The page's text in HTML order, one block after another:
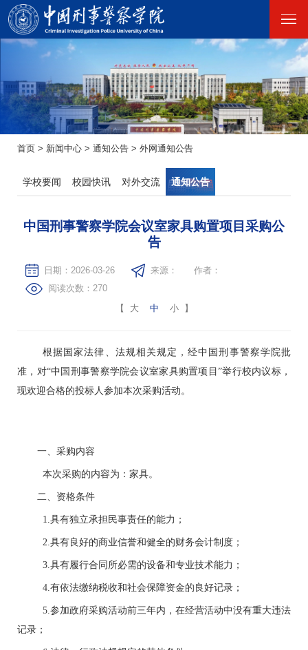
首页 > 新闻中心 > 通知公告 > 外网通知公告
学校要闻 校园快讯 对外交流 通知公告
中国刑事警察学院会议室家具购置项目采购公
告
日期：2026-03-26 来源：
作者：
阅读次数： 270
【
大 中 小 】
根据国家法律、法规相关规定，经中国刑事警察学院批
准，对“中国刑事警察学院会议室家具购置项目”举行校内议标，
现欢迎合格的投标人参加本次采购活动。
一、采购内容
本次采购的内容为： 家具。
二、资格条件
1. 具有独立承担民事责任的能力；
2. 具有良好的商业信誉和健全的财务会计制度；
3. 具有履行合同所必需的设备和专业技术能力；
4. 有依法缴纳税收和社会保障资金的良好记录；
5. 参加政府采购活动前三年内，在经营活动中没有重大违法
记录；